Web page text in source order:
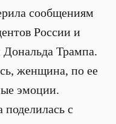
сообщениям
России и
Трампа.
женщина, по ее
эмоции.
с